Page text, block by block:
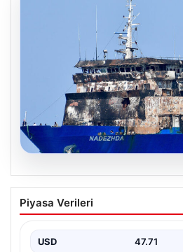
08.08.2026
Karadeniz’de vurulan
görüntü: Türkiye’ye
Son dakika gelişmesiyle,
Piyasa Verileri
USD 47.71